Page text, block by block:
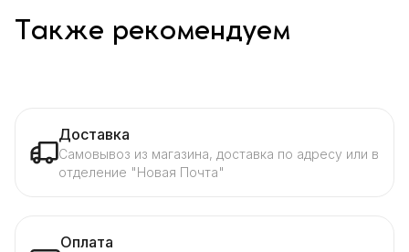
Также рекомендуем
Доставка
Самовывоз из магазина, доставка по адресу или в
отделение "Новая Почта"
Оплата